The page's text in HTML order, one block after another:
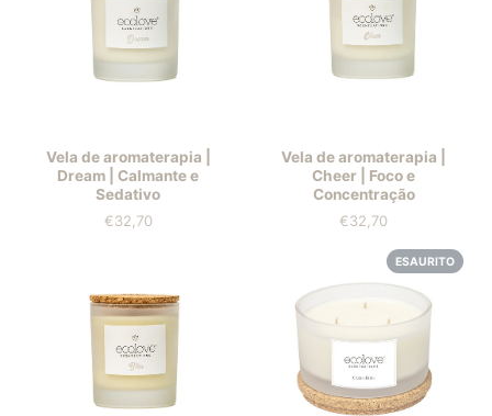
Vela de aromaterapia |
Dream | Calmante e
Sedativo
Prezzo
€32,70
Vela de aromaterapia |
Cheer | Foco e
Concentração
Prezzo
€32,70
ESAURITO